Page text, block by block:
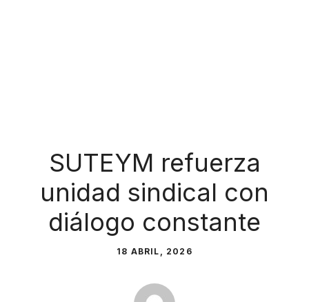
SUTEYM refuerza
unidad sindical con
diálogo constante
18 ABRIL, 2026